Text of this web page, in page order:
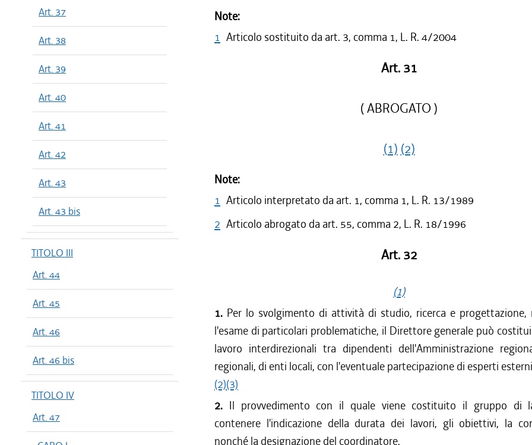
Art. 37
Art. 38
Art. 39
Art. 40
Art. 41
Art. 42
Art. 43
Art. 43 bis
TITOLO III
Art. 44
Art. 45
Art. 46
Art. 46 bis
TITOLO IV
Art. 47
Note:
1 Articolo sostituito da art. 3, comma 1, L. R. 4/2004
Art. 31
( ABROGATO )
(1) (2)
Note:
1 Articolo interpretato da art. 1, comma 1, L. R. 13/1989
2 Articolo abrogato da art. 55, comma 2, L. R. 18/1996
Art. 32
(1)
1. Per lo svolgimento di attività di studio, ricerca e progettazione,
l'esame di particolari problematiche, il Direttore generale può
lavoro interdirezionali tra dipendenti dell'Amministrazione
regionali, di enti locali, con l'eventuale partecipazione di esperti
(2)(3)
2. Il provvedimento con il quale viene costituito il gruppo di
contenere l'indicazione della durata dei lavori, gli obiettivi, la
nonché la designazione del coordinatore.